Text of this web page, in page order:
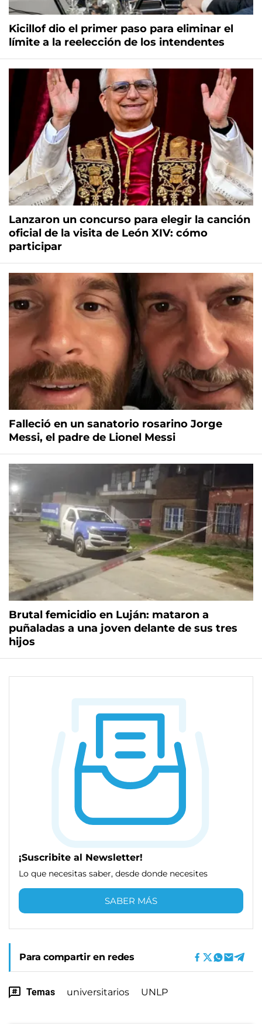
Kicillof dio el primer paso para eliminar el
límite a la reelección de los intendentes
Lanzaron un concurso para elegir la canción
oficial de la visita de León XIV: cómo
participar
Falleció en un sanatorio rosarino Jorge
Messi, el padre de Lionel Messi
Brutal femicidio en Luján: mataron a
puñaladas a una joven delante de sus tres
hijos
¡Suscribite al Newsletter!
Lo que necesitas saber, desde donde necesites
SABER MÁS
Para compartir en redes
Temas universitarios UNLP